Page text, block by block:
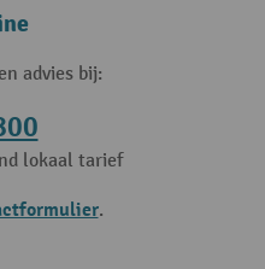
advies bij:
lokaal tarief
.